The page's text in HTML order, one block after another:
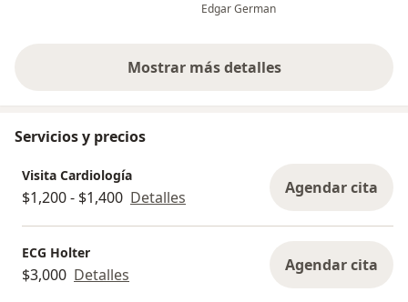
Edgar German
Mostrar más detalles
sobre la experiencia
Servicios y precios
Visita Cardiología
$1,200 - $1,400 Detalles Agendar cita
ECG Holter
$3,000 Detalles Agendar cita